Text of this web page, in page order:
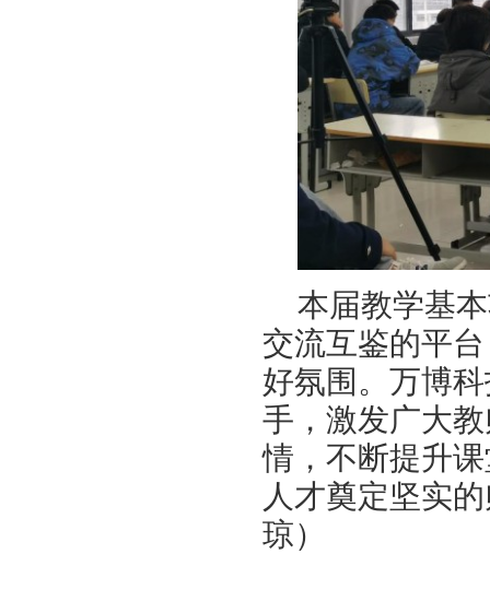
本届教学基
交流互鉴的平
好氛围。万博
手，激发广大
情，不断提升
人才奠定坚实
琼）